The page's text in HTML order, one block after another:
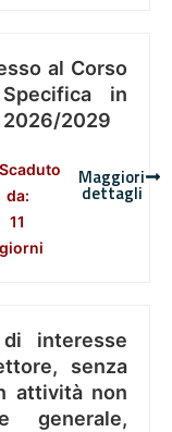
al Corso
in
2026/2029
Scaduto
da:
11
giorni
Maggiori
dettagli
interesse
senza
attività non
generale,